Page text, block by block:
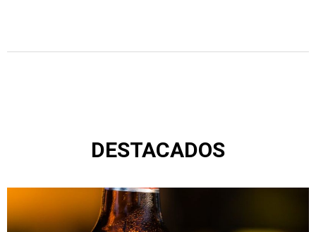
DESTACADOS